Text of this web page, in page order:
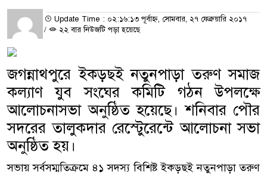
Update Time : ০২:১৬:১৩ পূর্বাহ্ন, সোমবার, ২৭ ফেব্রুয়ারি ২০১৭
/
২২ বার নিউজটি পড়া হয়েছে
জগন্নাথপুরে ইকড়ছই নতুনপাড়া তরুণ সমাজ
কল্যাণ যুব সংঘের কমিটি গঠন উপলক্ষে
আলোচনাসভা অনুষ্ঠিত হয়েছে। শনিবার পৌর
সদরের তালুকদার রেস্টেুরেন্টে আলোচনা সভা
অনুষ্ঠিত হয়।
সভায় সর্বসম্মতিক্রমে ৪১ সদস্য বিশিষ্ট ইকড়ছই নতুনপাড়া তরুণ